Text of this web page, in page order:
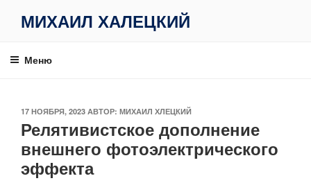
МИХАИЛ ХАЛЕЦКИЙ
Меню
ОПУБЛИКОВАНО
17 НОЯБРЯ, 2023 АВТОР: МИХАИЛ ХЛЕЦКИЙ
Релятивистское дополнение
внешнего фотоэлектрического
эффекта